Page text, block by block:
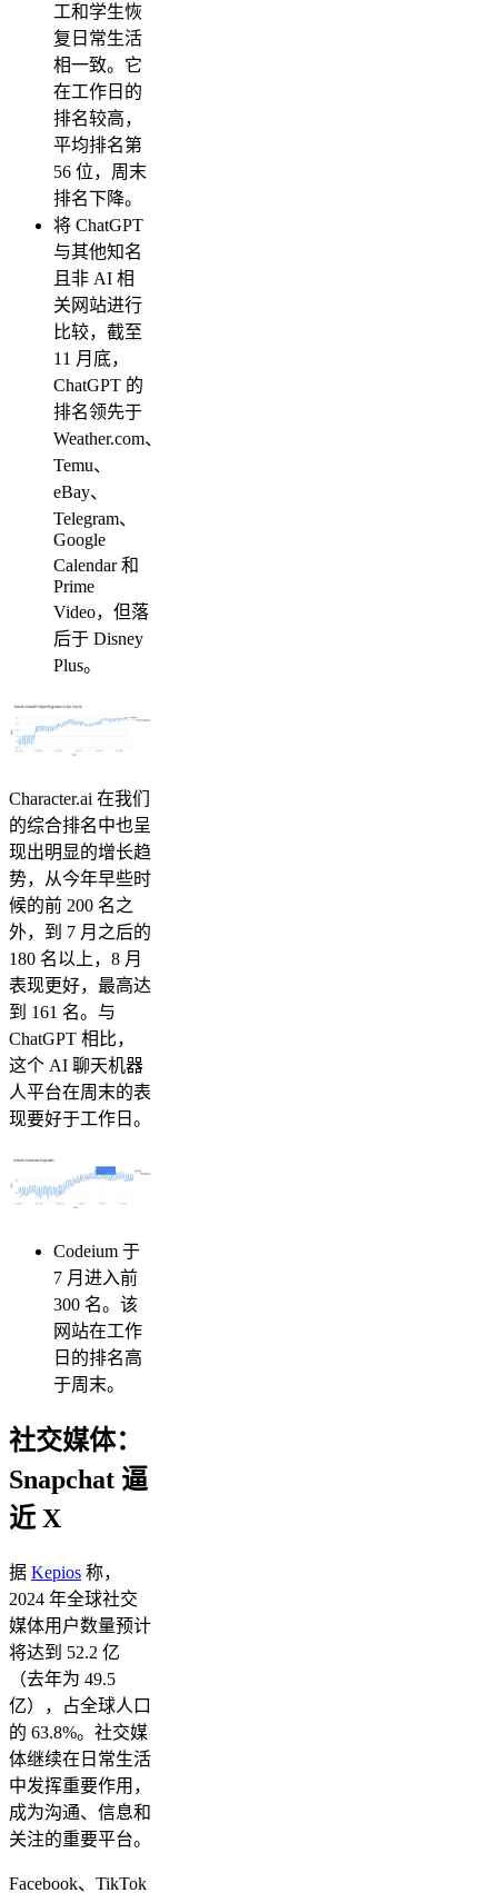
工和学生恢
复日常生活
相一致。它
在工作日的
排名较高，
平均排名第
56 位，周末
排名下降。
将 ChatGPT
与其他知名
且非 AI 相
关网站进行
比较，截至
11 月底，
ChatGPT 的
排名领先于
Weather.com、
Temu、
eBay、
Telegram、
Google
Calendar 和
Prime
Video，但落
后于 Disney
Plus。
Character.ai 在我们
的综合排名中也呈
现出明显的增长趋
势，从今年早些时
候的前 200 名之
外，到 7 月之后的
180 名以上，8 月
表现更好，最高达
到 161 名。与
ChatGPT 相比，
这个 AI 聊天机器
人平台在周末的表
现要好于工作日。
Codeium 于
7 月进入前
300 名。该
网站在工作
日的排名高
于周末。
社交媒体：
Snapchat 逼
近 X
据 Kepios 称，
2024 年全球社交
媒体用户数量预计
将达到 52.2 亿
（去年为 49.5
亿），占全球人口
的 63.8%。社交媒
体继续在日常生活
中发挥重要作用，
成为沟通、信息和
关注的重要平台。
Facebook、TikTok